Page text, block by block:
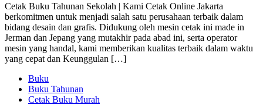
Cetak Buku Tahunan Sekolah | Kami Cetak Online Jakarta
berkomitmen untuk menjadi salah satu perusahaan terbaik dalam
bidang desain dan grafis. Didukung oleh mesin cetak ini made in
Jerman dan Jepang yang mutakhir pada abad ini, serta operator
mesin yang handal, kami memberikan kualitas terbaik dalam waktu
yang cepat dan Keunggulan […]
Buku
Buku Tahunan
Cetak Buku Murah